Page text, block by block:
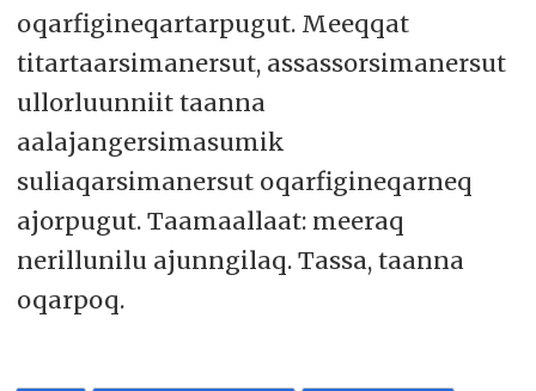
oqarfigineqartarpugut. Meeqqat
titartaarsimanersut, assassorsimanersut
ullorluunniit taanna
aalajangersimasumik
suliaqarsimanersut oqarfigineqarneq
ajorpugut. Taamaallaat: meeraq
nerillunilu ajunngilaq. Tassa, taanna
oqarpoq.